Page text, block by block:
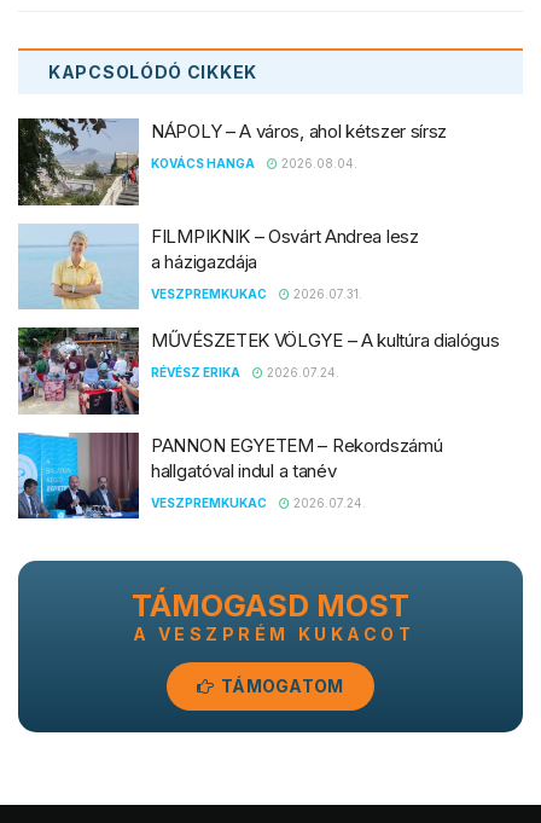
KAPCSOLÓDÓ CIKKEK
NÁPOLY – A város, ahol kétszer sírsz
KOVÁCS HANGA 2026.08.04.
FILMPIKNIK – Osvárt Andrea lesz
a házigazdája
VESZPREMKUKAC 2026.07.31.
MŰVÉSZETEK VÖLGYE – A kultúra dialógus
RÉVÉSZ ERIKA 2026.07.24.
PANNON EGYETEM – Rekordszámú
hallgatóval indul a tanév
VESZPREMKUKAC 2026.07.24.
TÁMOGASD MOST
A VESZPRÉM KUKACOT
TÁMOGATOM